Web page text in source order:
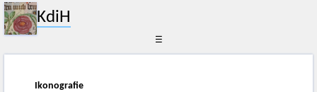
KdiH
☰
Ikonografie